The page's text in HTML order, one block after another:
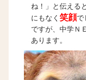
ね！」と伝える
にもなく 笑顔で
ですが、中学Ｎ
あります。